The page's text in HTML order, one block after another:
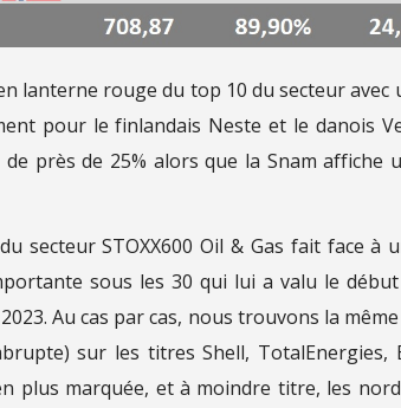
lanterne rouge du top 10 du secteur
pour le finlandais Neste et le danois
près de 25% alors que la Snam affiche
secteur STOXX600 Oil & Gas fait face à
sous les 30 qui lui a valu le
Au cas par cas, nous trouvons la
sur les titres Shell, TotalEnergies,
plus marquée, et à moindre titre, les